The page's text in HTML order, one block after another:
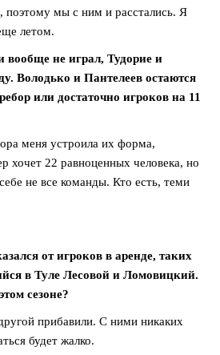
поэтому мы с ним и расстались. Я
летом.
вообще не играл, Тудорие и
Володько и Пантелеев остаются
или достаточно игроков на 11
меня устроила их форма,
хочет 22 равноценных человека, но
не все команды. Кто есть, теми
от игроков в аренде, таких
в Туле Лесовой и Ломовицкий.
сезоне?
прибавили. С ними никаких
будет жалко.